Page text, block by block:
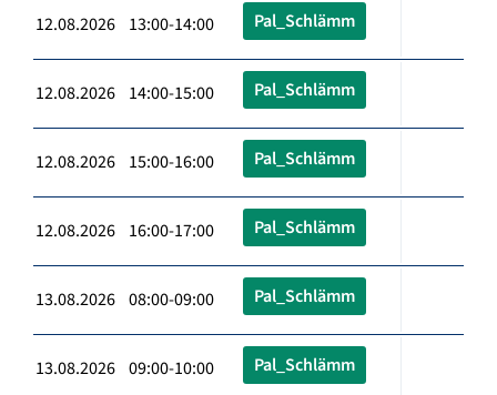
12.08.2026 13:00-14:00 Pal_Schlämm
12.08.2026 14:00-15:00 Pal_Schlämm
12.08.2026 15:00-16:00 Pal_Schlämm
12.08.2026 16:00-17:00 Pal_Schlämm
13.08.2026 08:00-09:00 Pal_Schlämm
13.08.2026 09:00-10:00 Pal_Schlämm